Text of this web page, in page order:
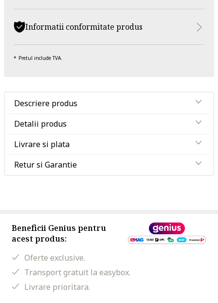
Informatii conformitate produs
Pretul include TVA.
Descriere produs
Detalii produs
Livrare si plata
Retur si Garantie
Beneficii Genius pentru
acest produs:
Oferte exclusive.
Transport gratuit la easybox.
Livrare prioritara.